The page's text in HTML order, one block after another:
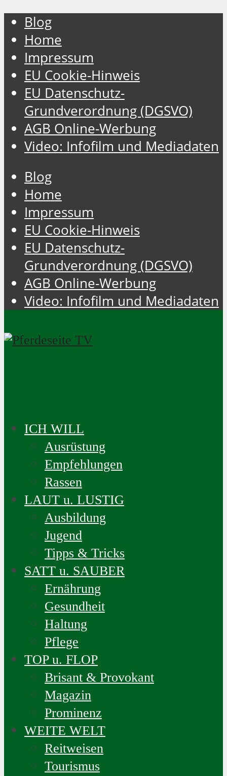
Blog
Home
Impressum
EU Cookie-Hinweis
EU Datenschutz-
Grundverordnung (DGSVO)
AGB Online-Werbung
Video: Infofilm und Mediadaten
Blog
Home
Impressum
EU Cookie-Hinweis
EU Datenschutz-
Grundverordnung (DGSVO)
AGB Online-Werbung
Video: Infofilm und Mediadaten
ICH WILL
Ausrüstung
Empfehlungen
Rassen
LAUT u. LUSTIG
Ausbildung
Jugend
Tipps & Tricks
SATT u. SAUBER
Ernährung
Gesundheit
Haltung
Pflege
TOP u. FLOP
Brisant & Provokant
Magazin
Prominenz
WEITE WELT
Reitweisen
Tourismus